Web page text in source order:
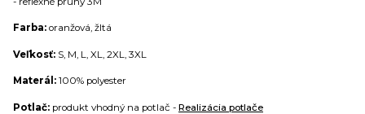
Farba: oranžová, žltá
Veľkosť: S, M, L, XL, 2XL, 3XL
Materál: 100% polyester
Potlač: produkt vhodný na potlač - Realizácia potlače